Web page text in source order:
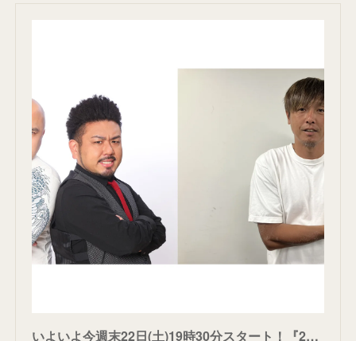
いよいよ今週末22日(土)19時30分スタート！『27時間ノンストップ！超スポーツLIVE2024』番組で配信するU-NEXT独占特別コンテンツに遠藤保仁、鬼越トマホークが参戦決定